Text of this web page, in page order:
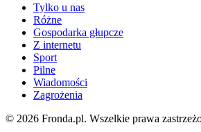
Tylko u nas
Różne
Gospodarka głupcze
Z internetu
Sport
Pilne
Wiadomości
Zagrożenia
© 2026 Fronda.pl. Wszelkie prawa